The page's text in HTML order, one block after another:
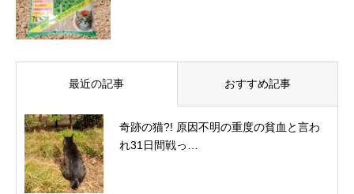
最近の記事 おすすめ記事
奇跡の猫?! 原因不明の重度の貧血と言わ
れ31日間戦っ…